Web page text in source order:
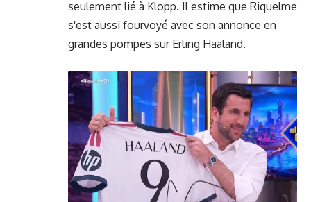
seulement lié à Klopp. Il estime que Riquelme
s'est aussi fourvoyé avec son annonce en
grandes pompes sur Erling Haaland.